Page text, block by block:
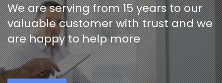
We are serving from 15 years to our
valuable customer with trust and we
are happy to help more